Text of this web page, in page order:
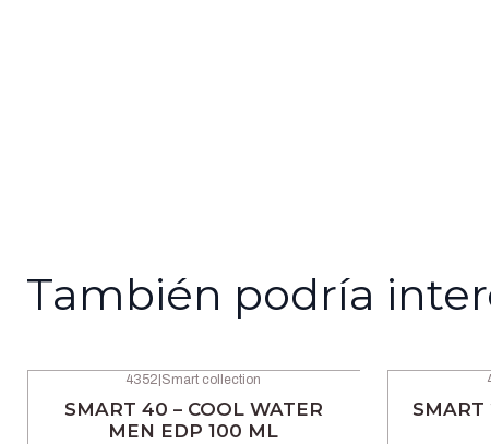
También podría
4352 Smart collection
SMART 40 – COOL WATER
MEN EDP 100 ML
SMART